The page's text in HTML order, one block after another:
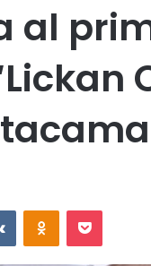
al
VKontakteOdnoklassniki
Pocket